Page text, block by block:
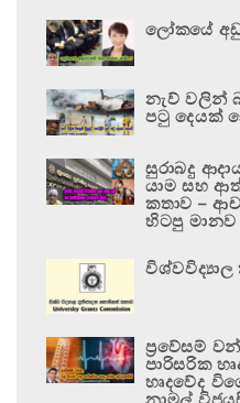
ලෝකයේ
නැව් වලින්
පටු දෙයක්
සුරාබදු
යාම සහ
කතාව –
හිටපු මානව
ප්‍රවේසම්
පාරිසරික
හෘදවේද